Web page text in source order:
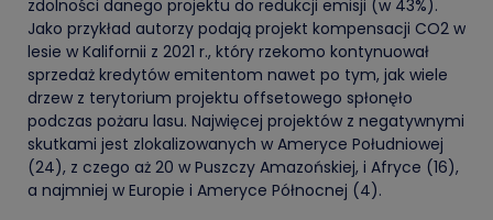
zdolności danego projektu do redukcji emisji (w 43%).
Jako przykład autorzy podają projekt kompensacji CO2 w
lesie w Kalifornii z 2021 r., który rzekomo kontynuował
sprzedaż kredytów emitentom nawet po tym, jak wiele
drzew z terytorium projektu offsetowego spłonęło
podczas pożaru lasu. Najwięcej projektów z negatywnymi
skutkami jest zlokalizowanych w Ameryce Południowej
(24), z czego aż 20 w Puszczy Amazońskiej, i Afryce (16),
a najmniej w Europie i Ameryce Północnej (4).